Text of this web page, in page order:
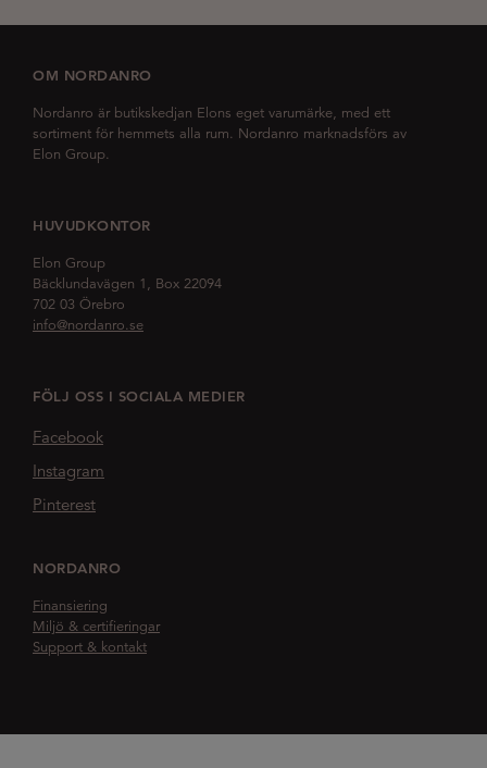
OM NORDANRO
Nordanro är butikskedjan Elons eget varumärke, med ett
sortiment för hemmets alla rum. Nordanro marknadsförs av
Elon Group.
HUVUDKONTOR
Elon Group
Bäcklundavägen 1, Box 22094
702 03 Örebro
info@nordanro.se
FÖLJ OSS I SOCIALA MEDIER
Facebook
Instagram
Pinterest
NORDANRO
Finansiering
Miljö & certifieringar
Support & kontakt